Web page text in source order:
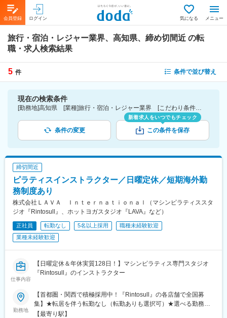
会員登録 ログイン 気になる メニュー
旅行・宿泊・レジャー業界、高知県、締め切間近 の転
職・求人検索結果
5 件 条件で並び替え
現在の検索条件
[勤務地]高知県 [業種]旅行・宿泊・レジャー業界 [こだわり条件ピックアップ]締切間近
条件の変更
新着求人をいつでもチェック
この条件を保存
締切間近
ピラティスインストラクター／日曜定休／短期海外勤
務制度あり
株式会社ＬＡＶＡ Ｉｎｔｅｒｎａｔｉｏｎａｌ（マシンピラティススタ
ジオ『Rintosull』、ホットヨガスタジオ『LAVA』など）
正社員 転勤なし 5名以上採用
職種未経験歓迎
業種未経験歓迎
仕事内容
【日曜定休＆年休実質128日！】マシンピラティス専門スタジオ
『Rintosull』のインストラクター
勤務地
【首都圏・関西で積極採用中！『Rintosull』の各店舗で全国募
集】★転居を伴う転勤なし（転勤ありも選択可）★選べる勤務地
（希望と通勤範囲を考慮して決定）★店舗のほとんどが駅から徒
【最寄り駅】